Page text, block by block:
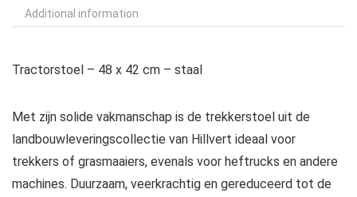
Additional information
Tractorstoel – 48 x 42 cm – staal
Met zijn solide vakmanschap is de trekkerstoel uit de
landbouwleveringscollectie van Hillvert ideaal voor
trekkers of grasmaaiers, evenals voor heftrucks en andere
machines. Duurzaam, veerkrachtig en gereduceerd tot de